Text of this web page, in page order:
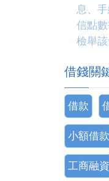
息、
信點
檢舉該
借錢關
借款
小額借款
工商融資